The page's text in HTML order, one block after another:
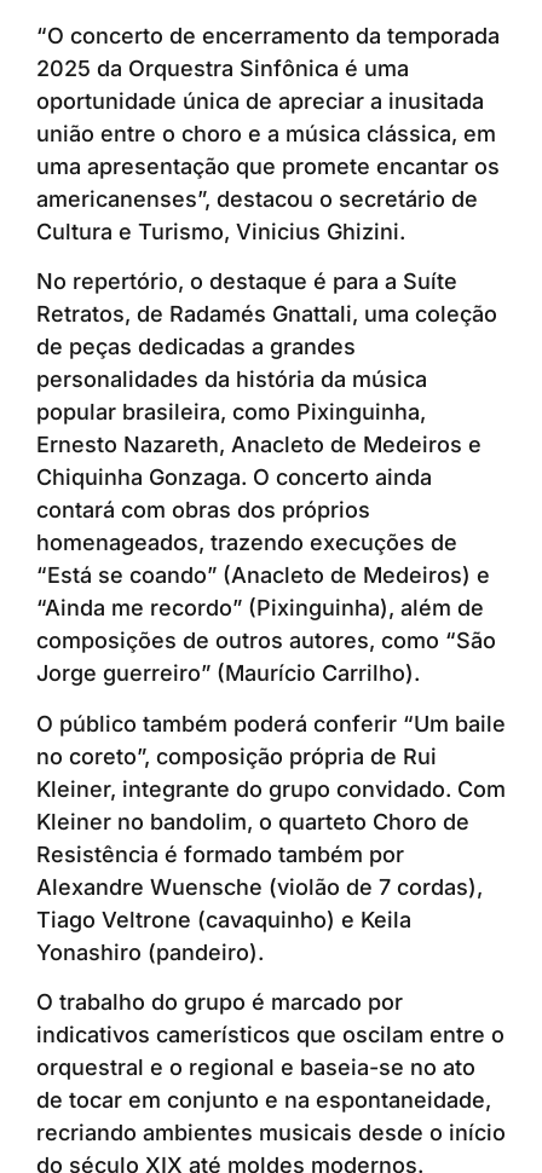
“O concerto de encerramento da temporada
2025 da Orquestra Sinfônica é uma
oportunidade única de apreciar a inusitada
união entre o choro e a música clássica, em
uma apresentação que promete encantar os
americanenses”, destacou o secretário de
Cultura e Turismo, Vinicius Ghizini.
No repertório, o destaque é para a Suíte
Retratos, de Radamés Gnattali, uma coleção
de peças dedicadas a grandes
personalidades da história da música
popular brasileira, como Pixinguinha,
Ernesto Nazareth, Anacleto de Medeiros e
Chiquinha Gonzaga. O concerto ainda
contará com obras dos próprios
homenageados, trazendo execuções de
“Está se coando” (Anacleto de Medeiros) e
“Ainda me recordo” (Pixinguinha), além de
composições de outros autores, como “São
Jorge guerreiro” (Maurício Carrilho).
O público também poderá conferir “Um baile
no coreto”, composição própria de Rui
Kleiner, integrante do grupo convidado. Com
Kleiner no bandolim, o quarteto Choro de
Resistência é formado também por
Alexandre Wuensche (violão de 7 cordas),
Tiago Veltrone (cavaquinho) e Keila
Yonashiro (pandeiro).
O trabalho do grupo é marcado por
indicativos camerísticos que oscilam entre o
orquestral e o regional e baseia-se no ato
de tocar em conjunto e na espontaneidade,
recriando ambientes musicais desde o início
do século XIX até moldes modernos.